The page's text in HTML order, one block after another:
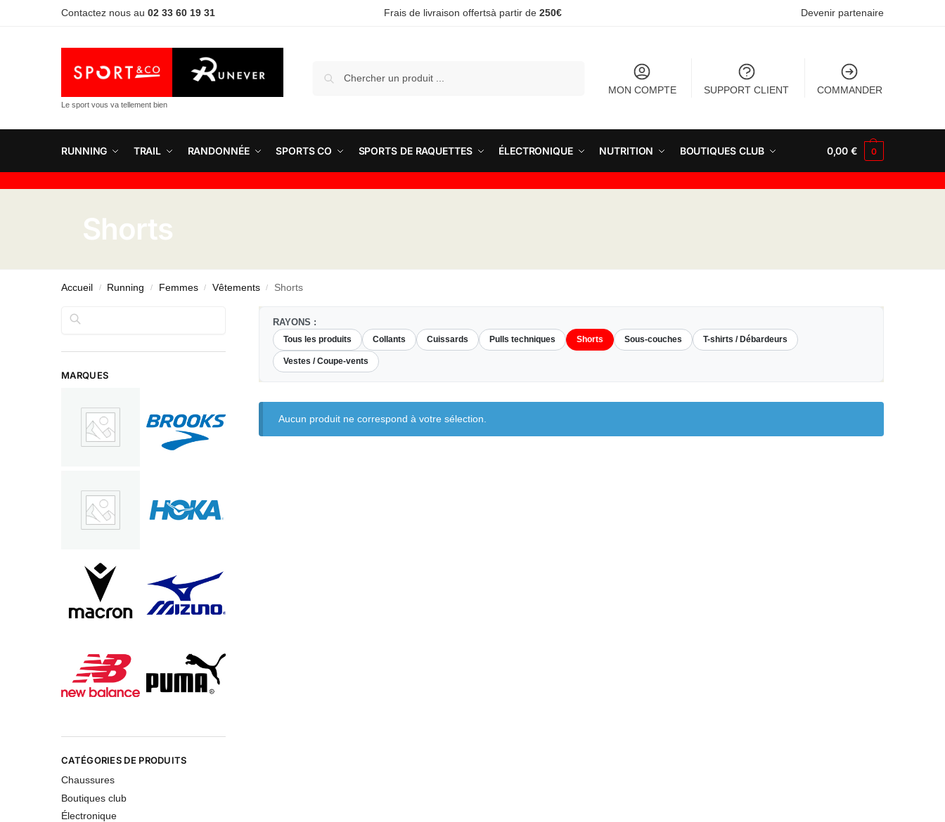
Contactez nous au 02 33 60 19 31 Frais de livraison offertsà partir de 250€ Devenir partenaire
Le sport vous va tellement bien
MON COMPTE
SUPPORT CLIENT COMMANDER
RUNNING TRAIL RANDONNÉE SPORTS CO SPORTS DE RAQUETTES ÉLECTRONIQUE NUTRITION BOUTIQUES CLUB 0,00€ 0
Shorts
Accueil / Running / Femmes / Vêtements / Shorts
RAYONS :
Tous les produits
Collants Cuissards Pulls techniques Shorts Sous-couches T-shirts / Débardeurs
Vestes / Coupe-vents
Aucun produit ne correspond à votre sélection.
MARQUES
CATÉGORIES DE PRODUITS
Chaussures
Boutiques club
Électronique